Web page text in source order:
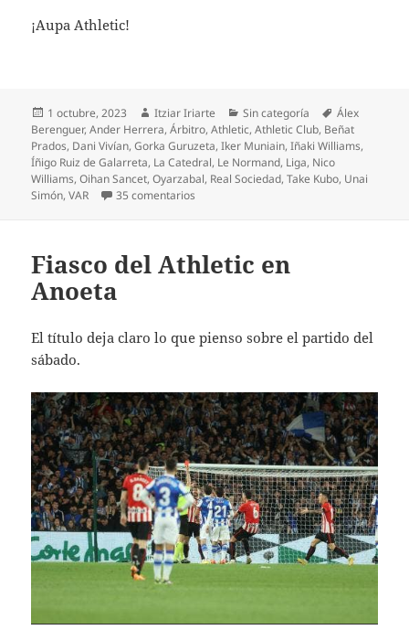
¡Aupa Athletic!
Publicado
el
1 octubre, 2023 Autor
Itziar Iriarte Categorías
Sin categoría Etiquetas
Álex
Berenguer,Ander Herrera,Árbitro,Athletic,Athletic Club, Beñat
Prados, Dani Vivían,Gorka Guruzeta,Iker Muniain,Iñaki Williams,
Íñigo Ruiz de Galarreta, La Catedral, Le Normand, Liga, Nico
Williams,Oihan Sancet,Oyarzabal, Real Sociedad,Take Kubo, Unai
Simón,VAR 35 comentarios
Fiasco del Athletic en
Anoeta
El título deja claro lo que pienso sobre el partido del
sábado.